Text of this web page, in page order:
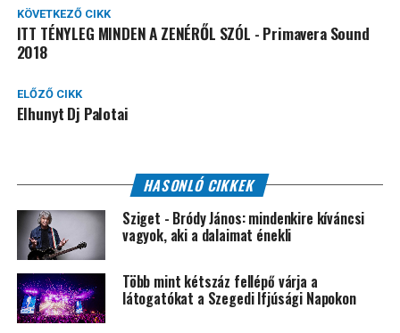
KÖVETKEZŐ CIKK
ITT TÉNYLEG MINDEN A ZENÉRŐL SZÓL - Primavera Sound
2018
ELŐZŐ CIKK
Elhunyt Dj Palotai
HASONLÓ CIKKEK
Sziget - Bródy János: mindenkire kíváncsi
vagyok, aki a dalaimat énekli
Több mint kétszáz fellépő várja a
látogatókat a Szegedi Ifjúsági Napokon